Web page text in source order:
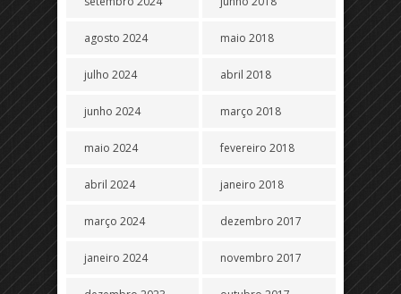
agosto 2024
julho 2024
junho 2024
maio 2024
abril 2024
março 2024
janeiro 2024
maio 2018
abril 2018
março 2018
fevereiro 2018
janeiro 2018
dezembro 2017
novembro 2017